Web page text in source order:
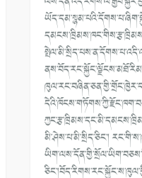
དམངས་ཁྲིམས་
སྤེལ་མི་
ནས་བོད་རང་སྐྱོང་ལྗོངས་མཐོ་
ཁུལ་རང་བཞིན་ཅན་གྱི་གྲོ
དེའི་
ཀྱ
མི་ཤེས་པ་མི་སྲིད་ཅིང་།
ཡིག་ལས་དོན་གྱི་
ཅིང་།བོད་རི